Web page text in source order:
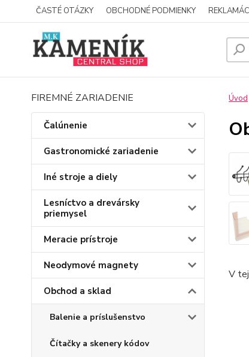
ČASTÉ OTÁZKY OBCHODNÉ PODMIENKY
FIREMNÉ ZARIADENIE
Čalúnenie
Gastronomické zariadenie
Iné stroje a diely
Lesníctvo a drevársky
priemysel
Meracie prístroje
Neodymové magnety
Obchod a sklad
Balenie a príslušenstvo
Čítačky a skenery kódov
Úvod
V